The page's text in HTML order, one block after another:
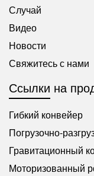
Случай
Видео
Новости
Свяжитесь с нами
Ссылки на
Гибкий конвейер
Погрузочно-
Гравитационный
Моторизованный